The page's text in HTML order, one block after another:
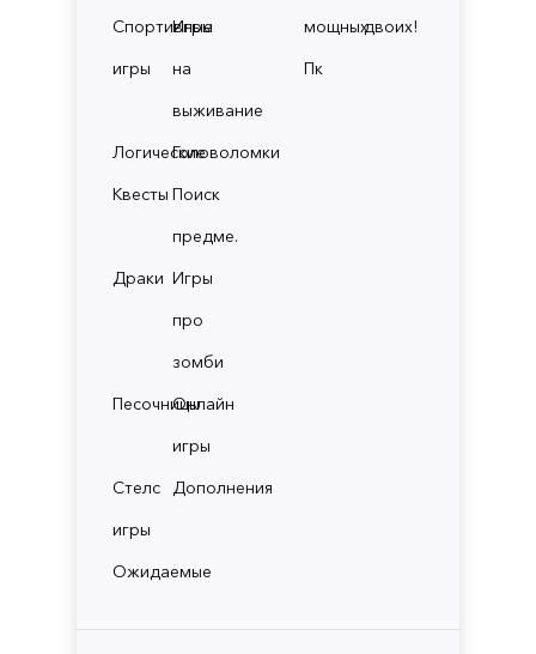
Спортивные
игры
Игры
на
выживание
ЛогическиеГоловоломки
Квесты Поиск
предме.
Драки Игры
про
зомби
ПесочницыОнлайн
игры
Стелс
игры
Дополнения
Ожидаемые
мощных
Пк
двоих!